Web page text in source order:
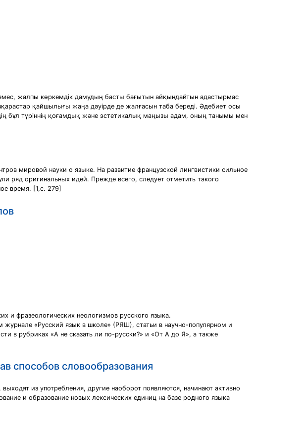
жалпы көркемдік дамудың басты бағытын айқындайтын адастырмас
қайшылығы жаңа дәуірде де жалғасын таба береді. Әдебиет осы
бұл түріннің қоғамдық және эстетикалық маңызы адам, оның танымы мен
мировой науки о языке. На развитие французской лингвистики сильное
ряд оригинальных идей. Прежде всего, следует отметить такого
время. [1,с. 279]
и фразеологических неологизмов русского языка.
журнале «Русский язык в школе» (РЯШ), статьи в научно-популярном и
в рубриках «А не сказать ли по-русски?» и «От А до Я», а также
способов словообразования
из употребления, другие наоборот появляются, начинают активно
и образование новых лексических единиц на базе родного языка